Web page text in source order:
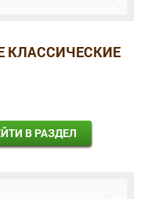
КЛАССИЧЕСКИЕ
В РАЗДЕЛ